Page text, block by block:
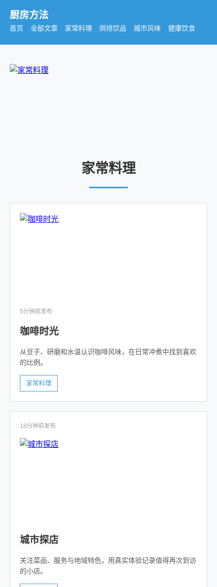
厨房方法
首页 全部文章 家常料理 烘焙饮品 城市风味 健康饮食
家常料理
5分钟前发布
咖啡时光
从豆子、研磨和水温认识咖啡风味，在日常冲煮中找到喜欢
的比例。
家常料理
18分钟前发布
城市探店
关注菜品、服务与地域特色，用真实体验记录值得再次到访
的小店。